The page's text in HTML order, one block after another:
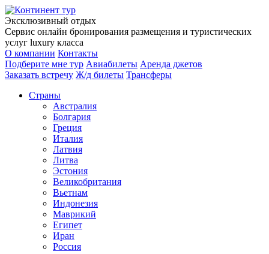
Эксклюзивный отдых
Сервис онлайн бронирования размещения и туристических
услуг luxury класса
О компании Контакты
Подберите мне тур Авиабилеты Аренда джетов
Заказать встречу Ж/д билеты Трансферы
Страны
Австралия
Болгария
Греция
Италия
Латвия
Литва
Эстония
Великобритания
Вьетнам
Индонезия
Маврикий
Египет
Иран
Россия